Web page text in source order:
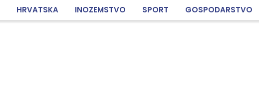
HRVATSKA INOZEMSTVO SPORT GOSPODARSTVO